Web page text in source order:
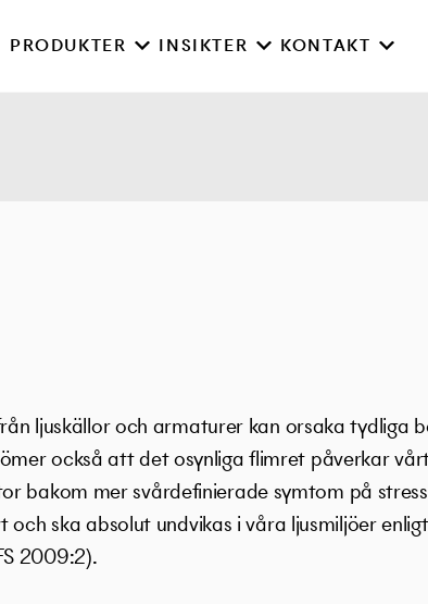
PRODUKTER INSIKTER KONTAKT
ljuskällor och armaturer kan orsaka tydliga
också att det osynliga flimret påverkar
bakom mer svårdefinierade symtom på
och ska absolut undvikas i våra ljusmiljöer
2009:2).